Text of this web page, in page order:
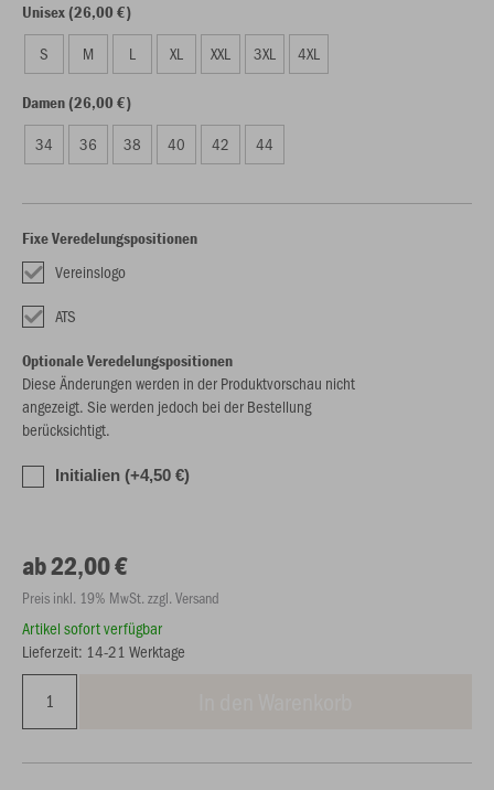
Unisex (26,00 €)
S M L XL XXL 3XL 4XL
Damen (26,00 €)
34 36 38 40 42 44
Fixe Veredelungspositionen
Vereinslogo
ATS
Optionale Veredelungspositionen
Diese Änderungen werden in der Produktvorschau nicht
angezeigt. Sie werden jedoch bei der Bestellung
berücksichtigt.
Initialien (+4,50 €)
ab 22,00 €
Preis inkl. 19% MwSt. zzgl. Versand
Artikel sofort verfügbar
Lieferzeit: 14-21 Werktage